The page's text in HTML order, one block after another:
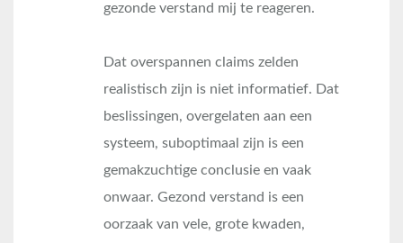
gezonde verstand mij te reageren.
Dat overspannen claims zelden
realistisch zijn is niet informatief. Dat
beslissingen, overgelaten aan een
systeem, suboptimaal zijn is een
gemakzuchtige conclusie en vaak
onwaar. Gezond verstand is een
oorzaak van vele, grote kwaden,